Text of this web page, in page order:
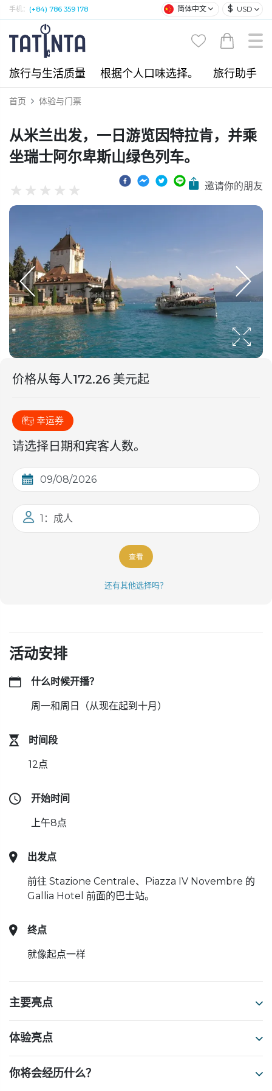
手机： (+84) 786 359 178 简体中文 $ USD
旅行与生活质量 根据个人口味选择。 旅行助手
首页 体验与门票
从米兰出发，一日游览因特拉肯，并乘
坐瑞士阿尔卑斯山绿色列车。
邀请你的朋友
价格从每人172.26 美元起
幸运券
请选择日期和宾客人数。
1：成人
查看
还有其他选择吗？
活动安排
什么时候开播？
周一和周日（从现在起到十月）
时间段
12点
开始时间
上午8点
出发点
前往 Stazione Centrale、Piazza IV Novembre 的
Gallia Hotel 前面的巴士站。
终点
就像起点一样
主要亮点
体验亮点
你将会经历什么？